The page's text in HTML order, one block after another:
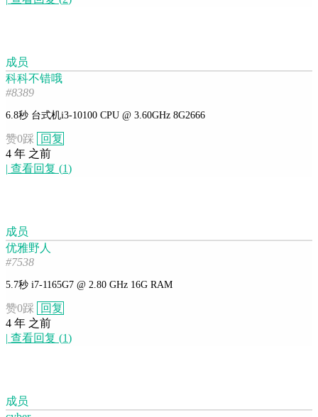
成员
科科不错哦
#8389
6.8秒 台式机i3-10100 CPU @ 3.60GHz 8G2666
赞0踩
回复
4 年 之前
| 查看回复 (1)
成员
优雅野人
#7538
5.7秒 i7-1165G7 @ 2.80 GHz 16G RAM
赞0踩
回复
4 年 之前
| 查看回复 (1)
成员